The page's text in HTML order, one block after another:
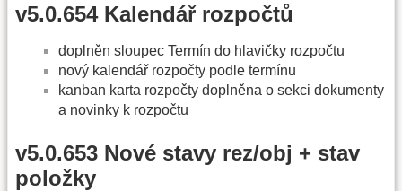
v5.0.654 Kalendář rozpočtů
doplněn sloupec Termín do hlavičky rozpočtu
nový kalendář rozpočty podle termínu
kanban karta rozpočty doplněna o sekci dokumenty
a novinky k rozpočtu
v5.0.653 Nové stavy rez/obj + stav
položky